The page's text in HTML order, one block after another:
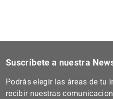
Suscríbete a nuestra
Podrás elegir las áreas de tu
recibir nuestras